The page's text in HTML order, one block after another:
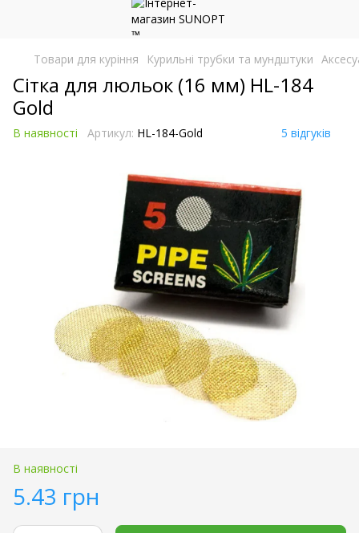
Товари для куріння Курильні трубки та мундштуки
Сітка для люльок (16 мм) HL-184
Gold
В наявності Артикул: HL-184-Gold 5 відгуків
В наявності
5.43 грн